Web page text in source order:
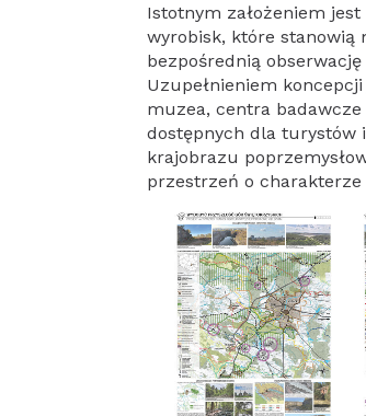
Istotnym założeniem
wyrobisk, które stanowią
bezpośrednią
Uzupełnieniem
muzea, centra
dostępnych dla turystów
krajobrazu
przestrzeń o